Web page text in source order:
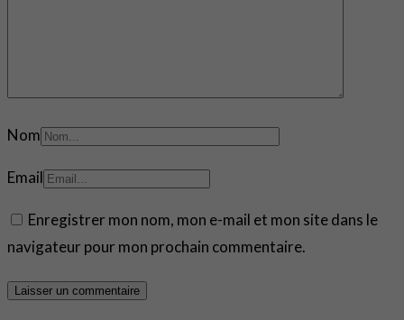
Nom
Email
Enregistrer mon nom, mon e-mail et mon site dans le
navigateur pour mon prochain commentaire.